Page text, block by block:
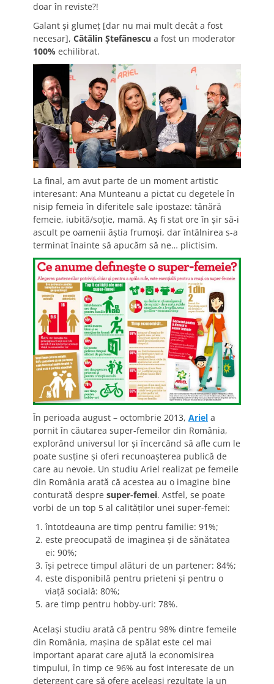
doar în reviste?!
Galant şi glumeţ [dar nu mai mult decât a fost
necesar], Cătălin Ştefănescu a fost un moderator
100% echilibrat.
La final, am avut parte de un moment artistic
interesant: Ana Munteanu a pictat cu degetele în
nisip femeia în diferitele sale ipostaze: tânără
femeie, iubită/soţie, mamă. Aş fi stat ore în şir să-i
ascult pe oamenii ăştia frumoşi, dar întâlnirea s-a
terminat înainte să apucăm să ne… plictisim.
În perioada august – octombrie 2013, Ariel a
pornit în căutarea super-femeilor din România,
explorând universul lor şi încercând să afle cum le
poate susţine şi oferi recunoaşterea publică de
care au nevoie. Un studiu Ariel realizat pe femeile
din România arată că acestea au o imagine bine
conturată despre super-femei. Astfel, se poate
vorbi de un top 5 al calităţilor unei super-femei:
întotdeauna are timp pentru familie: 91%;
este preocupată de imaginea şi de sănătatea
ei: 90%;
îşi petrece timpul alături de un partener: 84%;
este disponibilă pentru prieteni şi pentru o
viață socială: 80%;
are timp pentru hobby-uri: 78%.
Acelaşi studiu arată că pentru 98% dintre femeile
din România, maşina de spălat este cel mai
important aparat care ajută la economisirea
timpului, în timp ce 96% au fost interesate de un
detergent care să ofere aceleaşi rezultate la un